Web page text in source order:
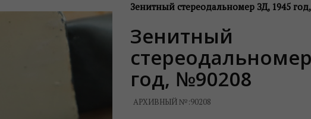
Зенитный стереодальномер ЗД, 1945
Зенитный
год, №90208
АРХИВНЫЙ №:90208